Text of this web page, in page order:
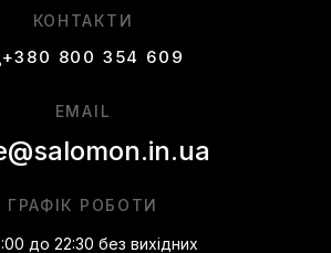
КОНТАКТИ
+380 800 354 609
ГРАФІК РОБОТИ
до 22:30 без вихідних
EMAIL